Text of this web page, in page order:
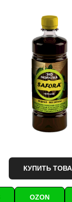
КУПИТЬ
OZON